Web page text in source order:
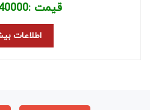
قیمت :
اطلاعات